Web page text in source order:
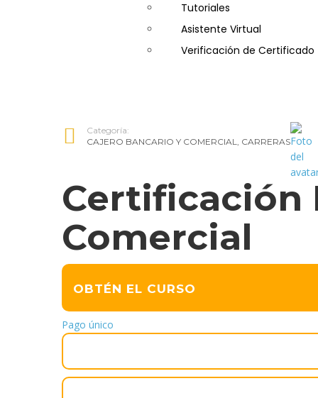
Marketing y Publicidad
Medio Ambiente y Seguridad
Plataforma Bancaria y
Ventas de Productos y
Visitador Médico
Tutoriales
Asistente Virtual
Verificación de Certificado
Categoría:
CAJERO BANCARIO Y COMERCIAL, CARRERAS
Certificación
Comercial
OBTÉN EL CURSO
Pago único